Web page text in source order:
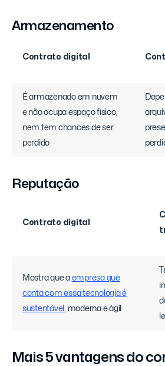
Armazenamento
Contrato digital
É armazenado em nuvem
e não ocupa espaço físico,
nem tem chances de ser
perdido
Reputação
Contrato digital
Mostra que a empresa que
conta com essa tecnologia é
sustentável
, moderna e ágil
Mais 5 vantagens do